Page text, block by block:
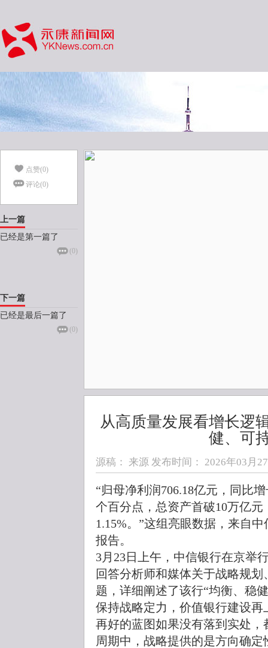
点赞(0)
评论(0)
上一篇
已经是第一篇了
(0)
下一篇
已经是最后一篇了
(0)
从高质量发展看增长逻
健、可
源稿： 来源 发布时间： 2026年03月
“归母净利润706.18亿元，同比
个百分点，总资产首破10万亿
1.15%。”这组亮眼数据，来自
报告。
3月23日上午，中信银行在京举
回答分析师和媒体关于战略规
题，详细阐述了该行“均衡、稳
保持战略定力，价值银行建设再
再好的蓝图如果没有落到实处
周期中，战略提供的是方向确